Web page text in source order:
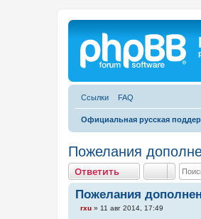
Ссылки FAQ
Официальная русская
Пожелания
Ответить
Ответить
Пожелания
С
rxu » 11 авг 2014, 17:49